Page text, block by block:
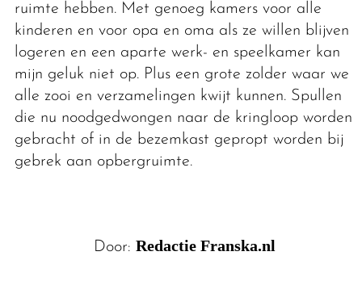
ruimte hebben. Met genoeg kamers voor alle
kinderen en voor opa en oma als ze willen blijven
logeren en een aparte werk- en speelkamer kan
mijn geluk niet op. Plus een grote zolder waar we
alle zooi en verzamelingen kwijt kunnen. Spullen
die nu noodgedwongen naar de kringloop worden
gebracht of in de bezemkast gepropt worden bij
gebrek aan opbergruimte.
Door: Redactie Franska.nl